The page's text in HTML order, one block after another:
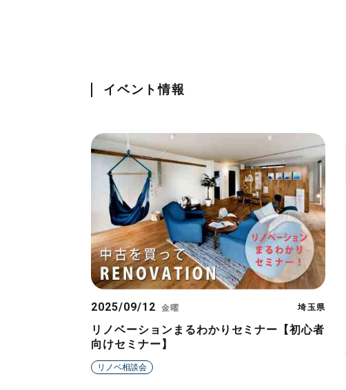
イベント情報
2025/09/12 金曜 埼玉県
リノベーションまるわかりセミナー【初心者
向けセミナー】
リノベ相談会